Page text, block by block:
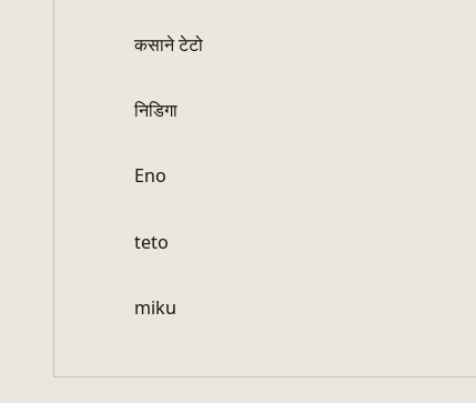
कसाने टेटो
निडिगा
Eno
teto
miku